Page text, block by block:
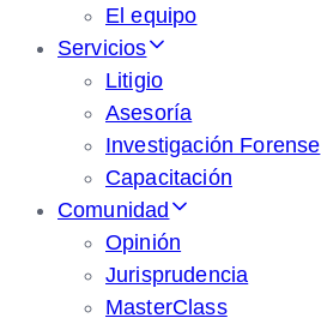
El equipo
Servicios
Litigio
Asesoría
Investigación Forense
Capacitación
Comunidad
Opinión
Jurisprudencia
MasterClass